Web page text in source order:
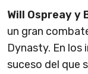
Will Ospreay y
un gran
Dynasty. En los
suceso del que